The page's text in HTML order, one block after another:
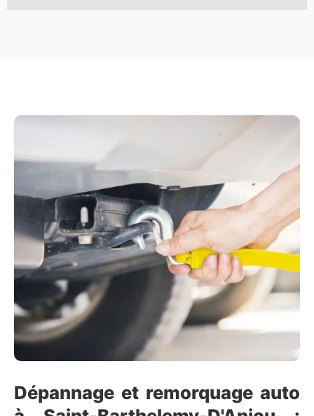
Dépannage et remorquage auto